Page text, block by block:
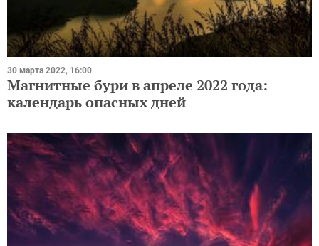
30 марта 2022, 16:00
Магнитные бури в апреле 2022 года:
календарь опасных дней